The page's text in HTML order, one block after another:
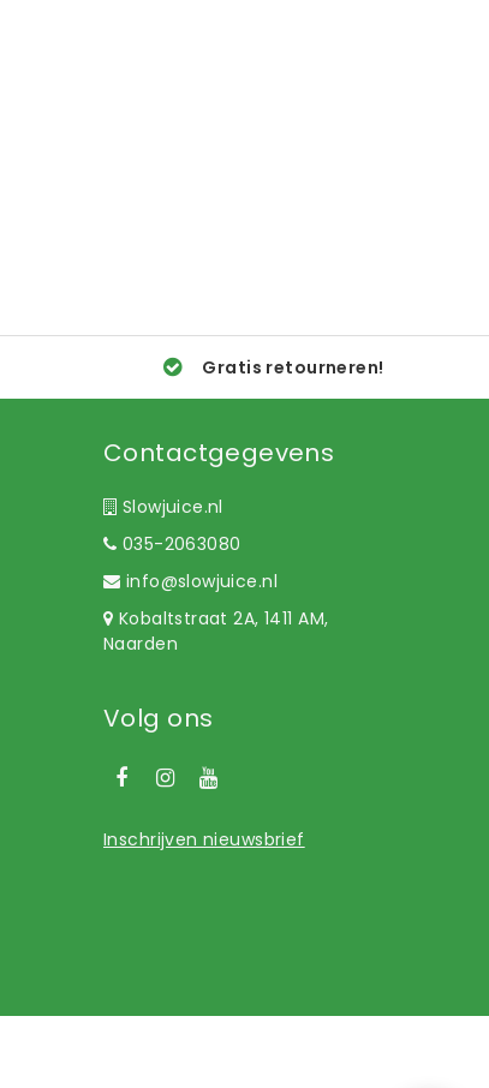
Gratis retourneren!
Contactgegevens
Slowjuice.nl
035-2063080
info@slowjuice.nl
Kobaltstraat 2A, 1411 AM,
Naarden
Volg ons
Inschrijven nieuwsbrief